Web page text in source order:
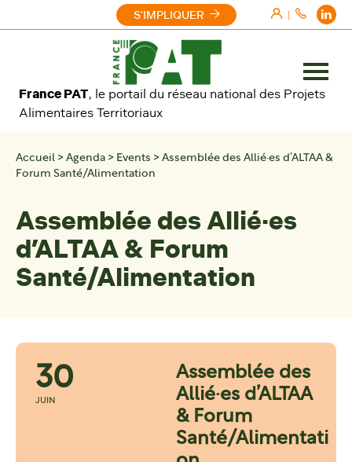
|
France PAT, le portail du réseau national des Projets
Alimentaires Territoriaux
S'IMPLIQUER
Ouvrir
le
Accueil > Agenda > Events > Assemblée des Allié·es d’ALTAA &
Forum Santé/Alimentation
Assemblée des Allié·es
d’ALTAA & Forum
Santé/Alimentation
30
JUIN
Assemblée des
Allié·es d’ALTAA
& Forum
Santé/Alimentati